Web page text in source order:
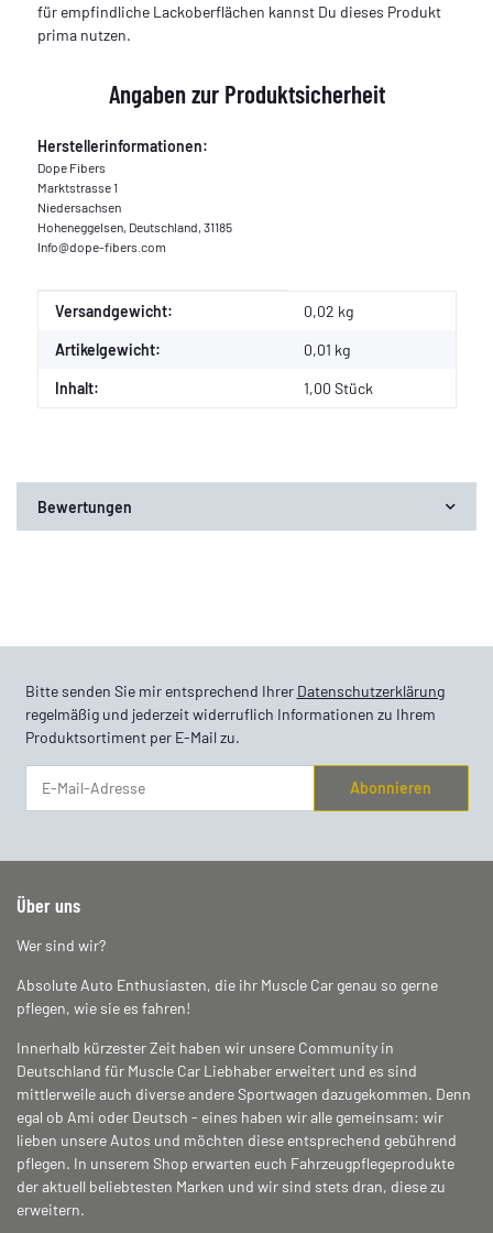
für empfindliche Lackoberflächen kannst Du dieses Produkt
prima nutzen.
Angaben zur Produktsicherheit
Herstellerinformationen:
Dope Fibers
Marktstrasse 1
Niedersachsen
Hoheneggelsen, Deutschland, 31185
Info@dope-fibers.com
Produkteigenschaft
Wert
Versandgewicht: 0,02 kg
Artikelgewicht: 0,01 kg
Inhalt: 1,00 Stück
Bewertungen
Bitte senden Sie mir entsprechend Ihrer Datenschutzerklärung
regelmäßig und jederzeit widerruflich Informationen zu Ihrem
Produktsortiment per E-Mail zu.
Abonnieren
Über uns
Wer sind wir?
Absolute Auto Enthusiasten, die ihr Muscle Car genau so gerne
pflegen, wie sie es fahren!
Innerhalb kürzester Zeit haben wir unsere Community in
Deutschland für Muscle Car Liebhaber erweitert und es sind
mittlerweile auch diverse andere Sportwagen dazugekommen. Denn
egal ob Ami oder Deutsch - eines haben wir alle gemeinsam: wir
lieben unsere Autos und möchten diese entsprechend gebührend
pflegen. In unserem Shop erwarten euch Fahrzeugpflegeprodukte
der aktuell beliebtesten Marken und wir sind stets dran, diese zu
erweitern.